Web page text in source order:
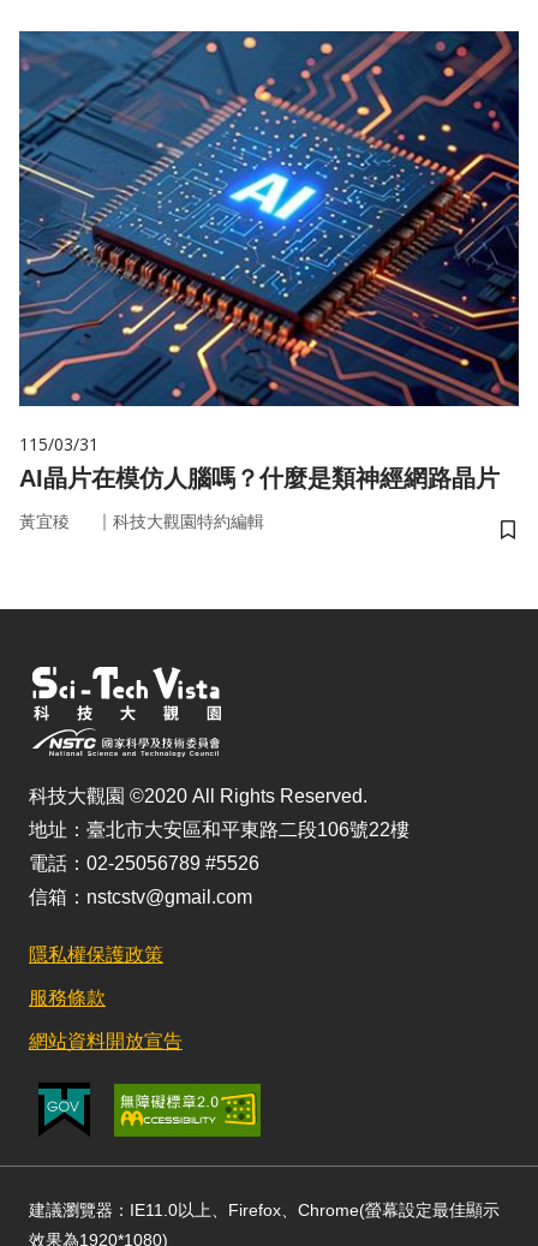
115/03/31
AI晶片在模仿人腦嗎？什麼是類神經網路晶片
黃宜稜 ｜ 科技大觀園特約編輯
儲
科技大觀園 ©2020 All Rights Reserved.
地址：臺北市大安區和平東路二段106號22樓
電話：02-25056789 #5526
信箱：nstcstv@gmail.com
隱私權保護政策
服務條款
網站資料開放宣告
建議瀏覽器：IE11.0以上、Firefox、Chrome(螢幕設定最佳顯示
效果為1920*1080)